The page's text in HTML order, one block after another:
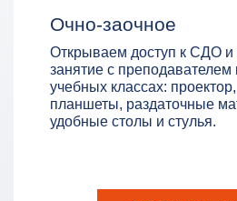
Очно-заочное
Открываем доступ к СДО
занятие с
учебных классах:
планшеты, раздаточные
удобные столы и стулья.